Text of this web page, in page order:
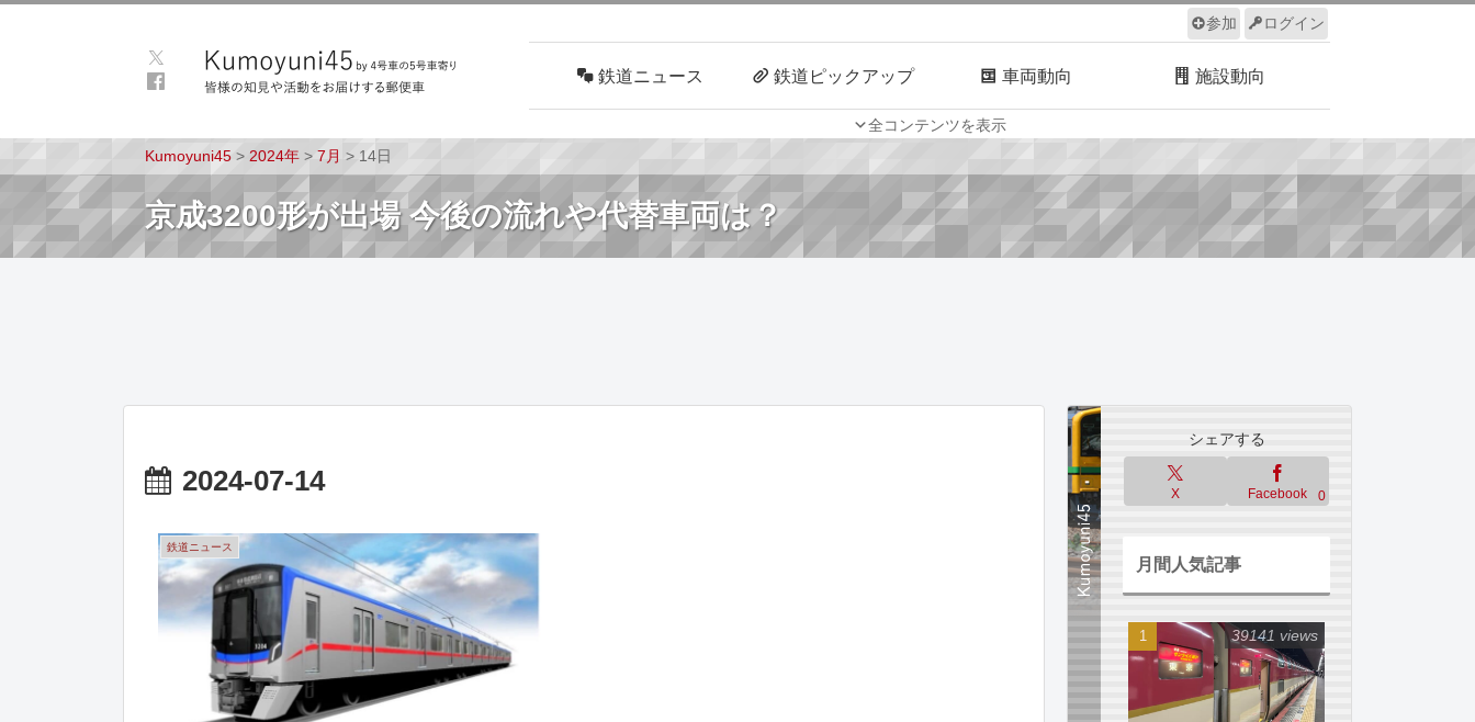
ログイン
参加
全コンテンツを表示
鉄道ニュース 鉄道ピックアップ 車両動向 施設動向
車両技術 路線探訪 ルール サイトについて
Kumoyuni45 > 2024年 > 7月 > 14日
京成3200形が出場 今後の流れや代替車両は？
2024-07-14
鉄道ニュース
シェアする
X Facebook 0
月間人気記事
39141 views